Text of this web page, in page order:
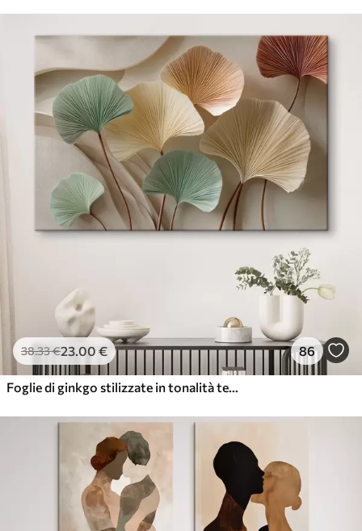
38.33€23.00 € 86
Foglie di ginkgo stilizzate in tonalità tenui